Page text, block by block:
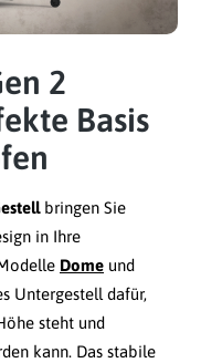
2
Basis
bringen Sie
in Ihre
Dome und
Untergestell dafür,
steht und
kann. Das stabile